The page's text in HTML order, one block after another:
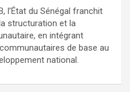
l’État du Sénégal franchit
structuration et la
en intégrant
de base au
national.